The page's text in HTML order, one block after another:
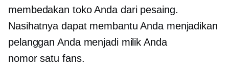
membedakan toko Anda dari pesaing.
Nasihatnya dapat membantu Anda menjadikan
pelanggan Anda menjadi milik Anda
nomor satu fans.